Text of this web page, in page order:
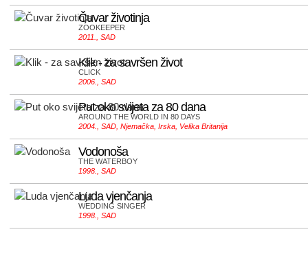
Čuvar životinja
ZOOKEEPER
2011., SAD
Klik - za savršen život
CLICK
2006., SAD
Put oko svijeta za 80 dana
AROUND THE WORLD IN 80 DAYS
2004., SAD, Njemačka, Irska, Velika Britanija
Vodonoša
THE WATERBOY
1998., SAD
Luda vjenčanja
WEDDING SINGER
1998., SAD